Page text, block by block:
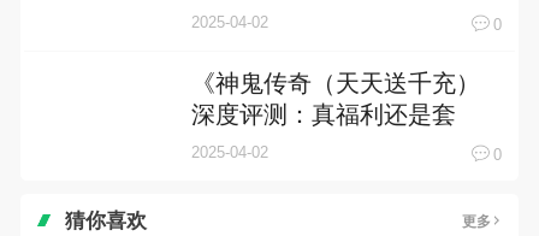
的冒险指南
2025-04-02 0
《神鬼传奇（天天送千充）
深度评测：真福利还是套
路？老玩家亲测告诉你答
2025-04-02 0
猜你喜欢 更多